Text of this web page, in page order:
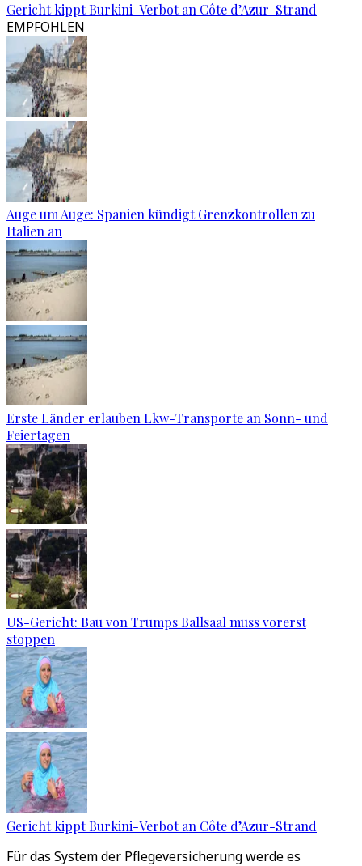
Gericht kippt Burkini-Verbot an Côte d’Azur-Strand
EMPFOHLEN
Auge um Auge: Spanien kündigt Grenzkontrollen zu
Italien an
Erste Länder erlauben Lkw-Transporte an Sonn- und
Feiertagen
US-Gericht: Bau von Trumps Ballsaal muss vorerst
stoppen
Gericht kippt Burkini-Verbot an Côte d’Azur-Strand
Für das System der Pflegeversicherung werde es